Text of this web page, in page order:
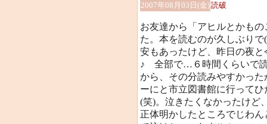
2007年08月03日(金)読破
お友達から「アヒルとかも
た。本を読むのが久しぶり
安もあったけど、昨日の夜
♪ 全部で…６時間くらいで
から、その分読みやすかっ
ーにと市立図書館に行って
(笑)。泣きたくなかったけど
正体明かしたところでじわ